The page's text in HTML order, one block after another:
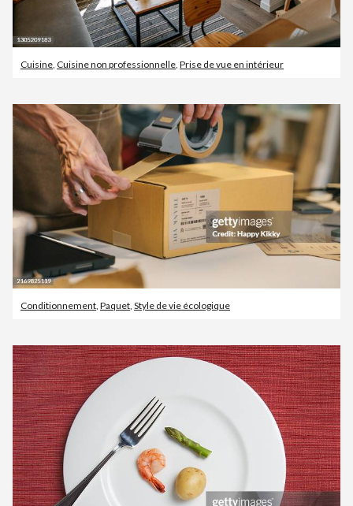
Cuisine Cuisine non professionnelle Prise de vue en intérieur
Conditionnement Paquet Style de vie écologique